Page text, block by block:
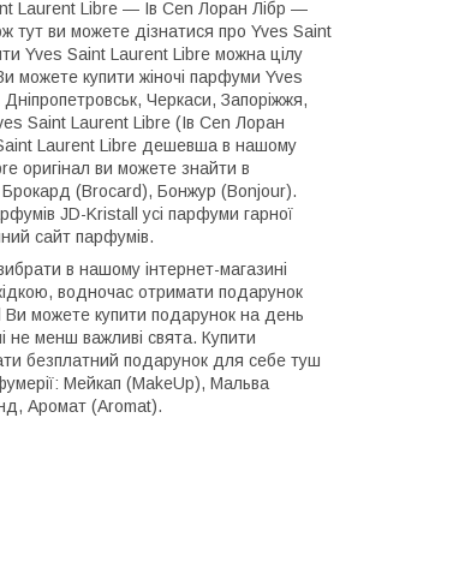
Laurent Libre ― Ів Cen Лоран Лібр ―
тут ви можете дізнатися про Yves Saint
Yves Saint Laurent Libre можна цілу
можете купити жіночі парфуми Yves
Черкаси, Запоріжжя,
Saint Laurent Libre (Ів Cen Лоран
Saint Laurent Libre дешевша в нашому
оригінал ви можете знайти в
Брокард (Brocard), Бонжур (Bonjour).
JD-Kristall усі парфуми гарної
сайт парфумів.
в нашому інтернет-магазині
водночас отримати подарунок
Ви можете купити подарунок на день
не менш важливі свята. Купити
безплатний подарунок для себе туш
Мейкап (MakeUp), Мальва
Аромат (Aromat).